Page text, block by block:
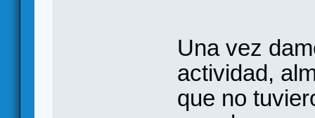
Una vez
actividad,
que no